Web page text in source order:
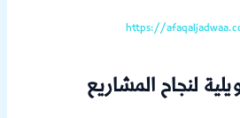
لنجاح المشاريع